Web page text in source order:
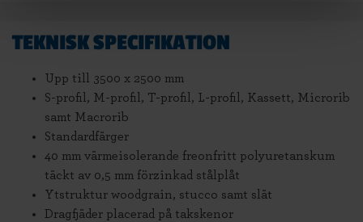
TEKNISK SPECIFIKATION
Upp till 3500 x 2500 mm
S-profil, M-profil, T-profil, L-profil, Kassett, Microrib
samt Macrorib
Standardfärger
40 mm värmeisolerande freonfritt polyuretanskum
täckt av 0,5 mm förzinkad stålplåt
Ytstruktur woodgrain, stucco samt slät
Dragfjäder placerad på takskenor